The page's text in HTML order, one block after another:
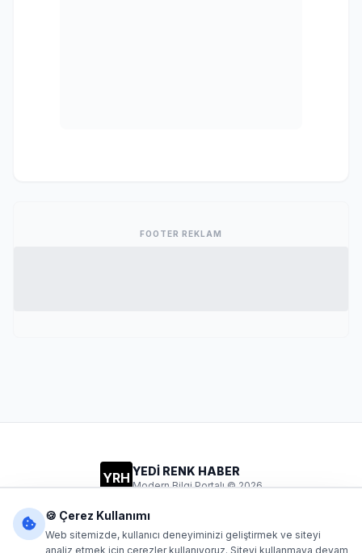
FOOTER REKLAM
YRH YEDİ RENK HABER
Modern Bilgi Portalı © 2026
🍪 Çerez Kullanımı
Web sitemizde, kullanıcı deneyiminizi geliştirmek ve siteyi
analiz etmek için çerezler kullanıyoruz. Siteyi kullanmaya devam